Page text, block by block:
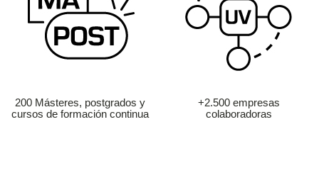
200 Másteres, postgrados y
cursos de formación continua
+2.500 empresas
colaboradoras